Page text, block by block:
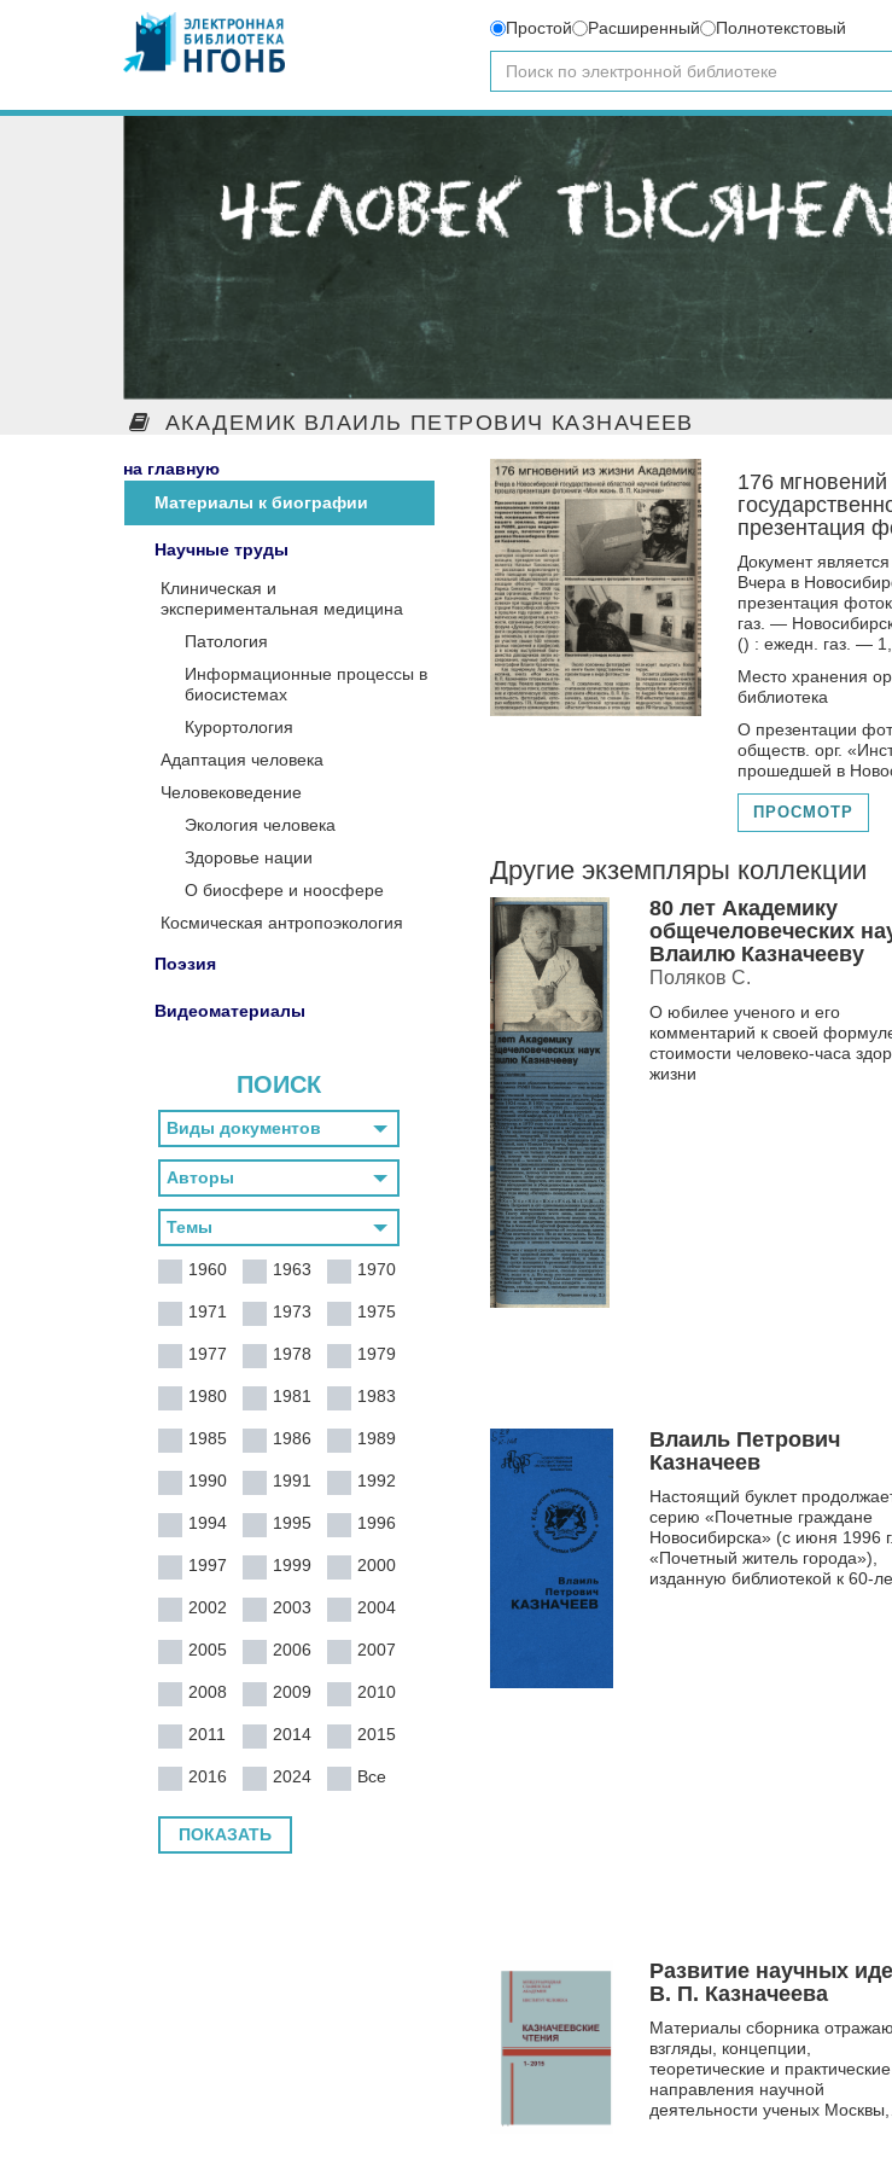
Простой Расширенный
Полнотекстовый
АКАДЕМИК ВЛАИЛЬ ПЕТРОВИЧ КАЗНАЧЕЕВ
на главную
Материалы к биографии
Научные труды
Клиническая и
экспериментальная медицина
Патология
Информационные процессы в
биосистемах
Курортология
Адаптация человека
Человековедение
Экология человека
Здоровье нации
О биосфере и ноосфере
Космическая антропоэкология
Поэзия
Видеоматериалы
ПОИСК
1960 1963 1970
1971 1973 1975
1977 1978 1979
1980 1981 1983
1985 1986 1989
1990 1991 1992
1994 1995 1996
1997 1999 2000
2002 2003 2004
2005 2006 2007
2008 2009 2010
2011 2014 2015
2016 2024 Все
176
презентация
Документ
Вчера в
презентация
газ. —
() : ежедн. газ. —
Место хранения
библиотека
О презентации
обществ. орг.
прошедшей в
ПРОСМОТР
Другие экземпляры коллекции
80 лет Академику
общечеловеческих
Влаилю Казначееву
Поляков С.
О юбилее ученого и его
комментарий к своей
стоимости человеко-часа
жизни
Влаиль Петрович
Казначеев
Настоящий буклет
серию «Почетные граждане
Новосибирска» (с июня 1996
«Почетный житель города»),
изданную библиотекой к 60-
Развитие научных
В. П. Казначеева
Материалы сборника
взгляды, концепции,
теоретические и практические
направления научной
деятельности ученых Москвы,